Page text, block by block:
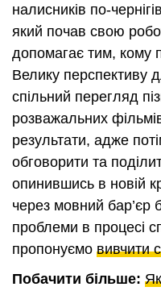
налисників по-
який почав свою
допомагає тим, кому
Велику перспективу
спільний перегляд
розважальних
результати, адже
обговорити та
опинившись в новій
через мовний бар’єр
проблеми в процесі
пропонуємо вивчити
Побачити більше: